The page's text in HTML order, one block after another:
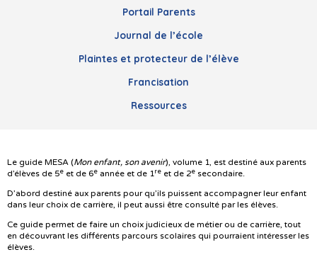
Portail Parents
Journal de l’école
Plaintes et protecteur de l’élève
Francisation
Ressources
Le guide MESA (Mon enfant, son avenir), volume 1, est destiné aux parents
d’élèves de 5e et de 6e année et de 1re et de 2e secondaire.
D’abord destiné aux parents pour qu’ils puissent accompagner leur enfant
dans leur choix de carrière, il peut aussi être consulté par les élèves.
Ce guide permet de faire un choix judicieux de métier ou de carrière, tout
en découvrant les différents parcours scolaires qui pourraient intéresser les
élèves.